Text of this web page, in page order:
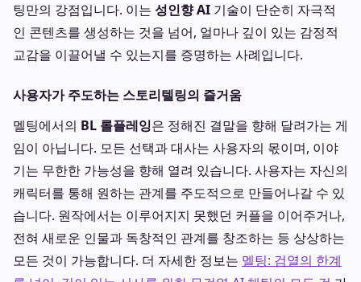
팅만의 강점입니다. 이는 성인향 AI 기술이 단순히 자극적
인 콘텐츠를 생성하는 것을 넘어, 얼마나 깊이 있는 감정적
교감을 이끌어낼 수 있는지를 증명하는 사례입니다.
사용자가 주도하는 스토리텔링의 즐거움
멜팅에서의 BL 롤플레잉은 정해진 결말을 향해 달려가는 게
임이 아닙니다. 모든 선택과 대사는 사용자의 몫이며, 이야
기는 무한한 가능성을 향해 열려 있습니다. 사용자는 자신의
캐릭터를 통해 원하는 관계를 주도적으로 만들어나갈 수 있
습니다. 원작에서는 이루어지지 못했던 커플을 이어주거나,
전혀 새로운 인물과 독창적인 관계를 창조하는 등 상상하는
모든 것이 가능합니다. 더 자세한 정보는 멜팅: 검열의 한계